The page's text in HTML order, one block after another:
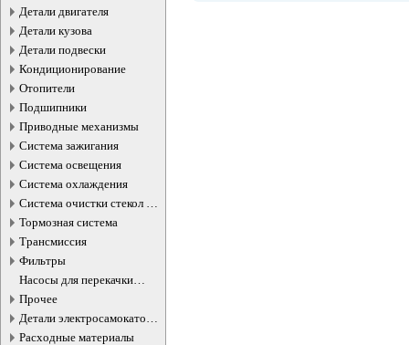
Детали двигателя
Детали кузова
Детали подвески
Кондиционирование
Отопители
Подшипники
Приводные механизмы
Система зажигания
Система освещения
Система охлаждения
Система очистки стекол и
фар
Тормозная система
Трансмиссия
Фильтры
Насосы для перекачки
жидкостей
Прочее
Детали электросамокатов и
электротранспорта
Расходные материалы